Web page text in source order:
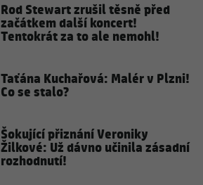
Rod Stewart zrušil těsně před
začátkem další koncert!
Tentokrát za to ale nemohl!
Taťána Kuchařová: Malér v Plzni!
Co se stalo?
Šokující přiznání Veroniky
Žilkové: Už dávno učinila zásadní
rozhodnutí!